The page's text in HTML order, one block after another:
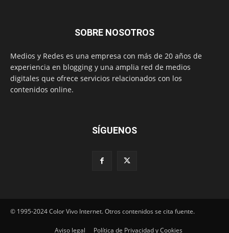
SOBRE NOSOTROS
Medios y Redes es una empresa con más de 20 años de
experiencia en blogging y una amplia red de medios
digitales que ofrece servicios relacionados con los
contenidos online.
SÍGUENOS
© 1995-2024 Color Vivo Internet. Otros contenidos se cita fuente.
Aviso legal Política de Privacidad y Cookies